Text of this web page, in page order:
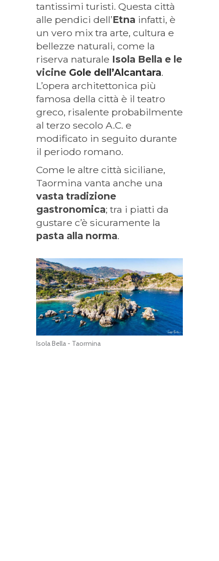
tantissimi turisti. Questa città
alle pendici dell’Etna infatti, è
un vero mix tra arte, cultura e
bellezze naturali, come la
riserva naturale Isola Bella e le
vicine Gole dell’Alcantara.
L’opera architettonica più
famosa della città è il teatro
greco, risalente probabilmente
al terzo secolo A.C. e
modificato in seguito durante
il periodo romano.
Come le altre città siciliane,
Taormina vanta anche una
vasta tradizione
gastronomica; tra i piatti da
gustare c’è sicuramente la
pasta alla norma.
Isola Bella - Taormina